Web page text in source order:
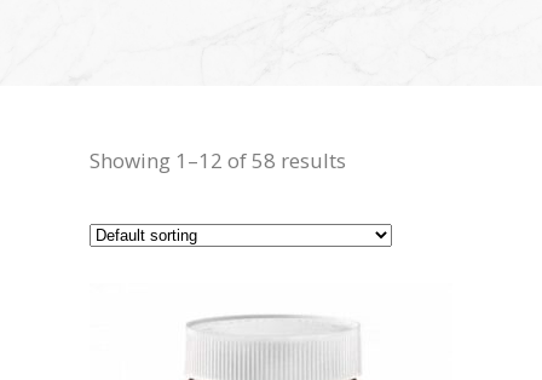
Showing 1–12 of 58 results